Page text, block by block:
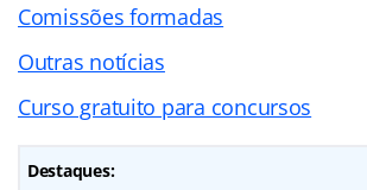
Comissões formadas
Outras notícias
Curso gratuito para concursos
Destaques: